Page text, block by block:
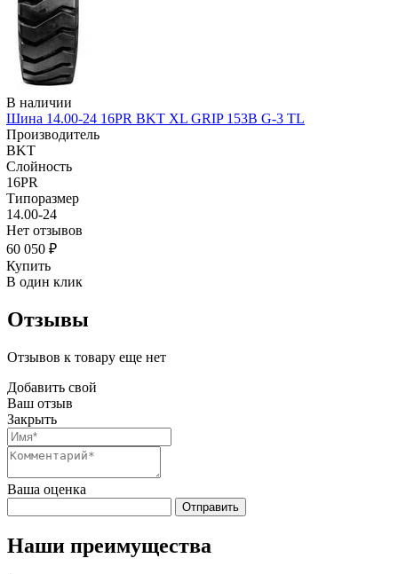
В наличии
Шина 14.00-24 16PR BKT XL GRIP 153B G-3 TL
Производитель
BKT
Слойность
16PR
Типоразмер
14.00-24
Нет отзывов
60 050 ₽
Купить
В один клик
Отзывы
Отзывов к товару еще нет
Добавить свой
Ваш отзыв
Закрыть
Ваша оценка
Отправить
Наши преимущества